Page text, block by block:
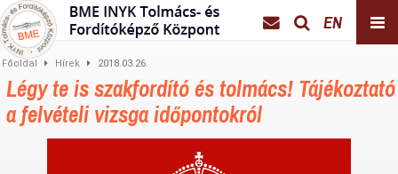
EN
Főoldal Hírek 2018.03.26.
Légy te is szakfordító és tolmács! Tájékoztató
a felvételi vizsga időpontokról